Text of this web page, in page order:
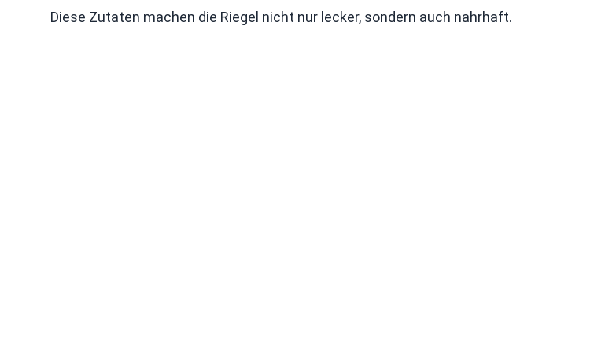
Diese Zutaten machen die Riegel nicht nur lecker, sondern auch nahrhaft.